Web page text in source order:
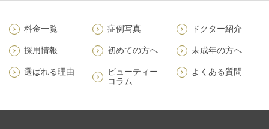
料金一覧 症例写真 ドクター紹介
採用情報 初めての方へ 未成年の方へ
選ばれる理由
ビューティー
コラム
よくある質問